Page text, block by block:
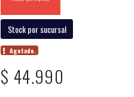
Stock por sucursal
Agotado.
$ 44.990